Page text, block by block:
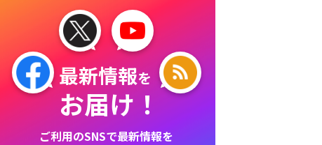
最新情報を
お届け！
ご利用のSNSで最新情報を